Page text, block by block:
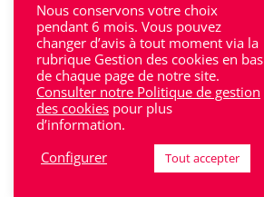
Perigueux
Saintes
Sarlat
Sud-Gironde
Toulouse
Nous conservons votre choix
pendant 6 mois. Vous pouvez
changer d’avis à tout moment via la
rubrique Gestion des cookies en bas
de chaque page de notre site.
Consulter notre Politique de gestion
des cookies pour plus
d’information.
Configurer
Tout accepter